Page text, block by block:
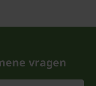
groeien. Geef dit
zomer wat extra
vragen